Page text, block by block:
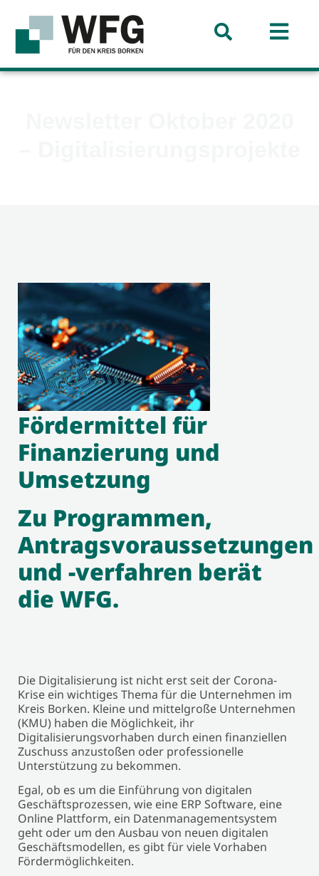
Fördermittel für
Finanzierung und
Umsetzung
Zu Programmen,
Antragsvoraussetzungen
und -verfahren berät
die WFG.
Die Digitalisierung ist nicht erst seit der Corona-
Krise ein wichtiges Thema für die Unternehmen im
Kreis Borken. Kleine und mittelgroße Unternehmen
(KMU) haben die Möglichkeit, ihr
Digitalisierungsvorhaben durch einen finanziellen
Zuschuss anzustoßen oder professionelle
Unterstützung zu bekommen.
Egal, ob es um die Einführung von digitalen
Geschäftsprozessen, wie eine ERP Software, eine
Online Plattform, ein Datenmanagementsystem
geht oder um den Ausbau von neuen digitalen
Geschäftsmodellen, es gibt für viele Vorhaben
Fördermöglichkeiten.